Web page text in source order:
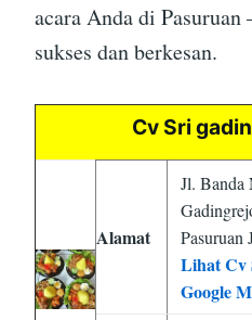
acara Anda di
sukses dan berkesan.
Cv Sri
Alamat
Jl. Banda
Pasuruan
Lihat Cv
Google